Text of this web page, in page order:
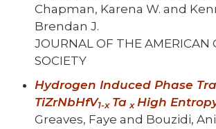
Chapman, Karena W. and
Brendan J.
JOURNAL OF THE AMERICAN
SOCIETY
Hydrogen Induced Phase
TiZrNbHfV1-x Ta x High
Greaves, Faye and Bouzidi,